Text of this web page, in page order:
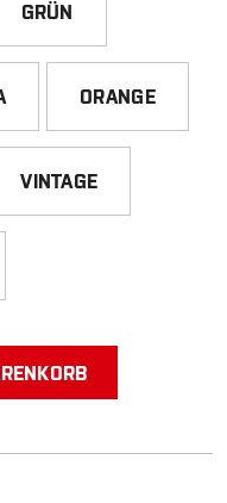
GRÜN
ORANGE
VINTAGE
Wert ein